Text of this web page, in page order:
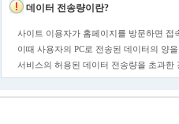
데이터 전송량이란?
사이트 이용자가 홈페이지를 방문하면 접
이때 사용자의 PC로 전송된 데이터의 양
서비스의 허용된 데이터 전송량을 초과